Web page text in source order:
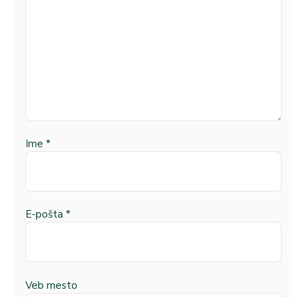
Ime *
E-pošta *
Veb mesto